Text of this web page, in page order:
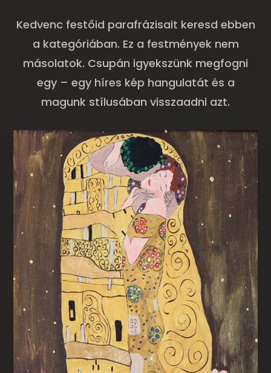
Kedvenc festőid parafrázisait keresd ebben
a kategóriában. Ez a festmények nem
másolatok. Csupán igyekszünk megfogni
egy – egy híres kép hangulatát és a
magunk stílusában visszaadni azt.